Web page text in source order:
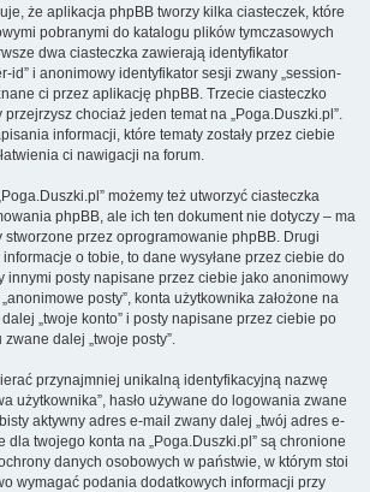
że aplikacja phpBB tworzy kilka ciasteczek, które
pobranymi do katalogu plików tymczasowych
dwa ciasteczka zawierają identyfikator
id” i anonimowy identyfikator sesji zwany „session-
ci przez aplikację phpBB. Trzecie ciasteczko
chociaż jeden temat na „Poga.Duszki.pl”.
informacji, które tematy zostały przez ciebie
ci nawigacji na forum.
możemy też utworzyć ciasteczka
phpBB, ale ich ten dokument nie dotyczy – ma
stworzone przez oprogramowanie phpBB. Drugi
o tobie, to dane wysyłane przez ciebie do
innymi posty napisane przez ciebie jako anonimowy
posty”, konta użytkownika założone na
„twoje konto” i posty napisane przez ciebie po
dalej „twoje posty”.
przynajmniej unikalną identyfikacyjną nazwę
użytkownika”, hasło używane do logowania zwane
aktywny adres e-mail zwany dalej „twój adres e-
dla twojego konta na „Poga.Duszki.pl” są chronione
danych osobowych w państwie, w którym stoi
wymagać podania dodatkowych informacji przy